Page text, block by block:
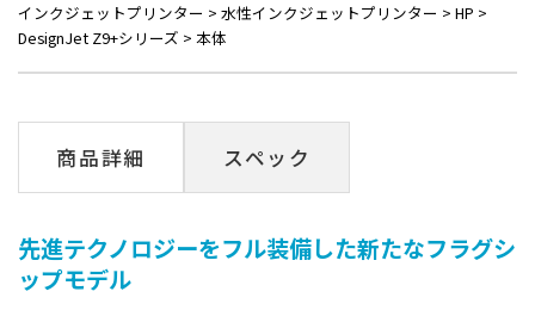
インクジェットプリンター > 水性インクジェットプリンター > HP >
DesignJet Z9+シリーズ > 本体
商品詳細 スペック
先進テクノロジーをフル装備した新たなフラグシ
ップモデル